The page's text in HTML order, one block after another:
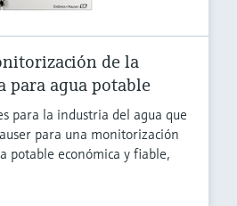
de la
para agua potable
para la industria del agua que
para una monitorización
potable económica y fiable,